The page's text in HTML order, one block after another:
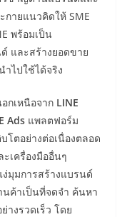
ายแนวคิดให้ SME
พร้อมเป็น
และสร้างยอดขาย
ำไปใช้ได้จริง
กเหนือจาก LINE
Ads แพลตฟอร์ม
โตอย่างต่อเนื่องตลอด
เครื่องมืออื่นๆ
มุมการสร้างแบรนด์
นค้าเป็นที่จดจำ ค้นหา
างรวดเร็ว โดย